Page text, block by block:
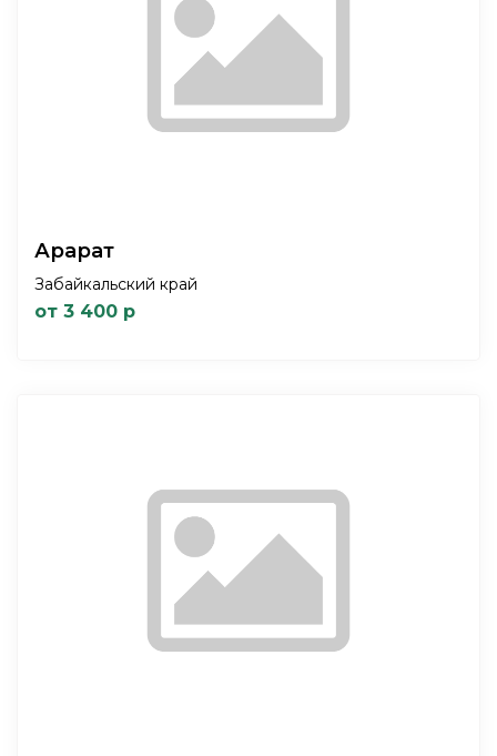
Арарат
Забайкальский край
от 3 400 р